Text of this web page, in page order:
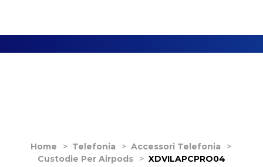
Home > Telefonia > Accessori Telefonia
>
Custodie Per Airpods
> XDVILAPCPRO04